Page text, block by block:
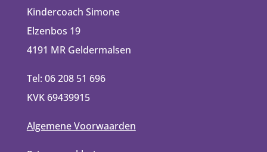
Kindercoach Simone
Elzenbos 19
4191 MR Geldermalsen
Tel: 06 208 51 696
KVK 69439915
Algemene Voorwaarden